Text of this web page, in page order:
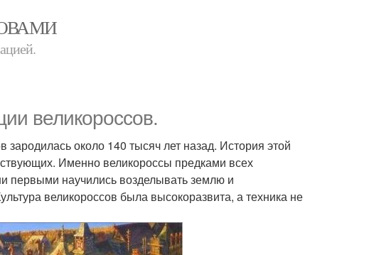
великороссов.
около 140 тысяч лет назад. История этой
Именно великороссы предками всех
первыми научились возделывать землю и
великороссов была высокоразвита, а техника не